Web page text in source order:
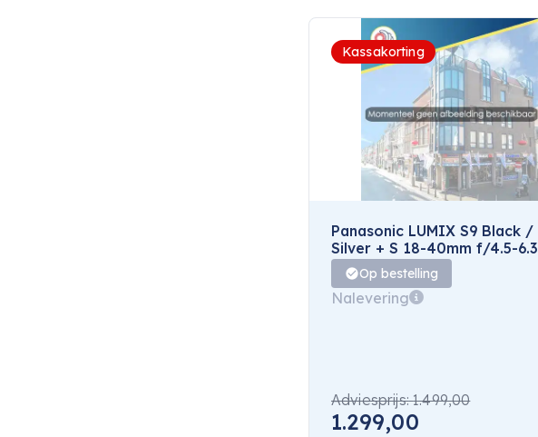
Kassakorting
Panasonic LUMIX S9 Black /
Silver + S 18-40mm f/4.5-6.3
Op bestelling
Nalevering
Adviesprijs: 1.499,00
1.299,00